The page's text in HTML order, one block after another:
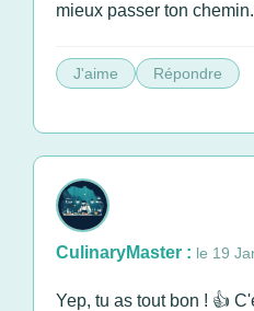
mieux passer ton
J'aime Répondre
CulinaryMaster : le 19
Yep, tu as tout bon ! 👍